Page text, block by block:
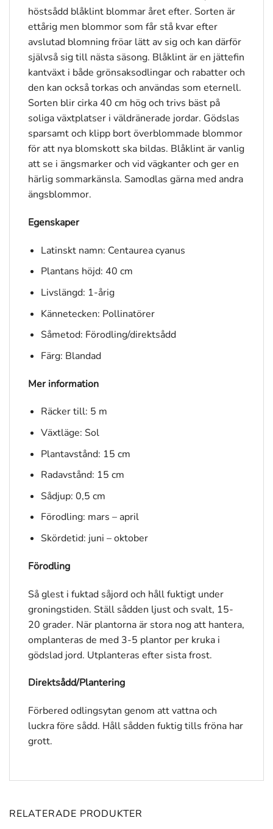
höstsådd blåklint blommar året efter. Sorten är
ettårig men blommor som får stå kvar efter
avslutad blomning fröar lätt av sig och kan därför
självså sig till nästa säsong. Blåklint är en jättefin
kantväxt i både grönsaksodlingar och rabatter och
den kan också torkas och användas som eternell.
Sorten blir cirka 40 cm hög och trivs bäst på
soliga växtplatser i väldränerade jordar. Gödslas
sparsamt och klipp bort överblommade blommor
för att nya blomskott ska bildas. Blåklint är vanlig
att se i ängsmarker och vid vägkanter och ger en
härlig sommarkänsla. Samodlas gärna med andra
ängsblommor.
Egenskaper
Latinskt namn: Centaurea cyanus
Plantans höjd: 40 cm
Livslängd: 1-årig
Kännetecken: Pollinatörer
Såmetod: Förodling/direktsådd
Färg: Blandad
Mer information
Räcker till: 5 m
Växtläge: Sol
Plantavstånd: 15 cm
Radavstånd: 15 cm
Sådjup: 0,5 cm
Förodling: mars – april
Skördetid: juni – oktober
Förodling
Så glest i fuktad såjord och håll fuktigt under
groningstiden. Ställ sådden ljust och svalt, 15-
20 grader. När plantorna är stora nog att hantera,
omplanteras de med 3-5 plantor per kruka i
gödslad jord. Utplanteras efter sista frost.
Direktsådd/Plantering
Förbered odlingsytan genom att vattna och
luckra före sådd. Håll sådden fuktig tills fröna har
grott.
RELATERADE PRODUKTER